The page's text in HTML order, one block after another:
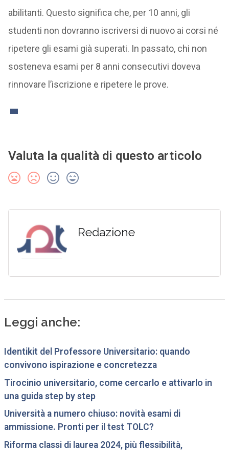
abilitanti. Questo significa che, per 10 anni, gli
studenti non dovranno iscriversi di nuovo ai corsi né
ripetere gli esami già superati. In passato, chi non
sosteneva esami per 8 anni consecutivi doveva
rinnovare l’iscrizione e ripetere le prove.
Valuta la qualità di questo articolo
Redazione
Leggi anche:
Identikit del Professore Universitario: quando
convivono ispirazione e concretezza
Tirocinio universitario, come cercarlo e attivarlo in
una guida step by step
Università a numero chiuso: novità esami di
ammissione. Pronti per il test TOLC?
Riforma classi di laurea 2024, più flessibilità,